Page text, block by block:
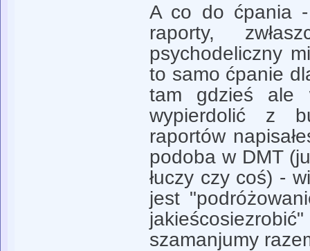
A co do ćpania
raporty,
psychodeliczny
to samo ćpanie
tam gdzieś ale
wypierdolić z
raportów
podoba w DMT
łuczy czy coś) -
jest
szamanjumy